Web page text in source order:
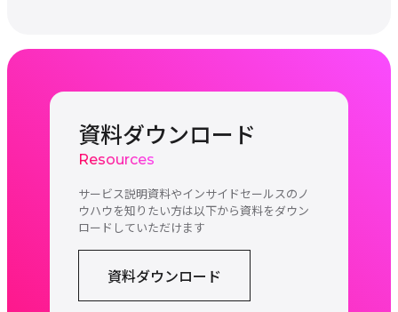
資料ダウンロード
Resources
サービス説明資料やインサイドセールスのノ
ウハウを知りたい方は以下から資料をダウン
ロードしていただけます
資料ダウンロード